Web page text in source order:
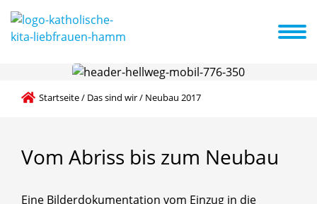
KonzeptionSchwerpunkte Aktuelles + Termine
Startseite/ Das sind wir/ Neubau 2017
Vom Abriss bis zum Neubau
Eine Bilderdokumentation vom Einzug in die